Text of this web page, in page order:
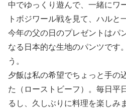
中でゆっくり遊んで、一緒にワ
トボジワール戦を見て、ハルと
今年の父の日のプレゼントはパ
なる日本的な生地のパンツです
う。
夕飯は私の希望でちょっと手の
た（ローストビーフ）。毎日平
るし、久しぶりに料理を楽しみ